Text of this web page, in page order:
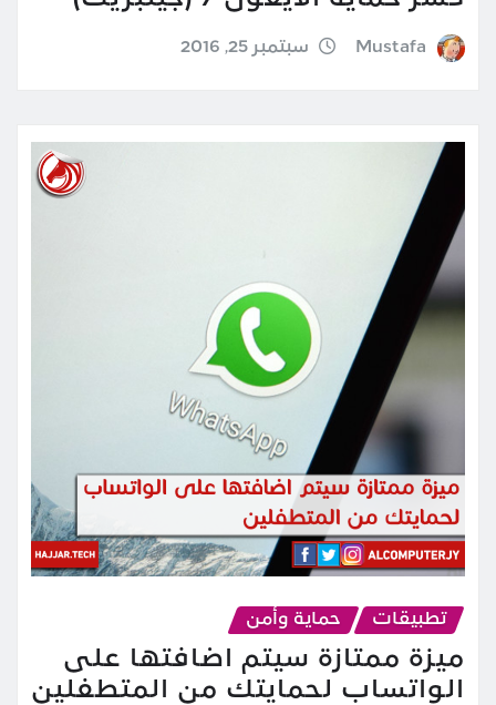
Mustafa سبتمبر 25, 2016
تطبيقات حماية وأمن
ميزة ممتازة سيتم اضافتها على
الواتساب لحمايتك من المتطفلين